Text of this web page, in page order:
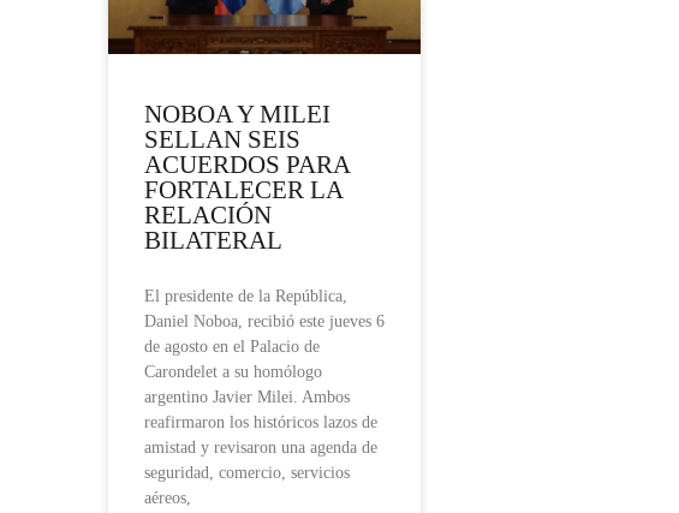
NOBOA Y MILEI
SELLAN SEIS
ACUERDOS PARA
FORTALECER LA
RELACIÓN
BILATERAL
El presidente de la República,
Daniel Noboa, recibió este jueves 6
de agosto en el Palacio de
Carondelet a su homólogo
argentino Javier Milei. Ambos
reafirmaron los históricos lazos de
amistad y revisaron una agenda de
seguridad, comercio, servicios
aéreos,